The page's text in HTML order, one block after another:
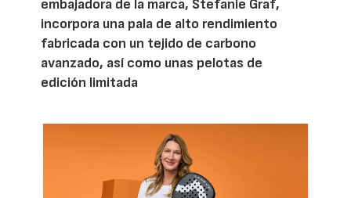
embajadora de la marca, Stefanie Graf,
incorpora una pala de alto rendimiento
fabricada con un tejido de carbono
avanzado, así como unas pelotas de
edición limitada